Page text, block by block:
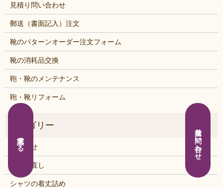
見積り問い合わせ
郵送（書面記入）注文
靴のパターンオーダー注文フォーム
靴の消耗品交換
鞄・靴のメンテナンス
鞄・靴リフォーム
お知らせ
くつの直し
シャツの着丈詰め
電話する 見積り問い合わせ